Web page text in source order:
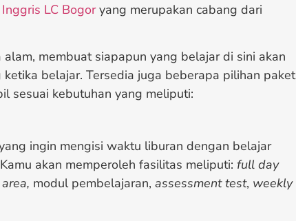
LC Bogoryang merupakan cabang dari
membuat siapapun yang belajar di sini akan
belajar. Tersedia juga beberapa pilihan paket
sesuai kebutuhan yang meliputi:
ingin mengisi waktu liburan dengan belajar
akan memperoleh fasilitas meliputi: full day
modul pembelajaran, assessment test, weekly